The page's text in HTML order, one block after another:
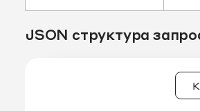
JSON структура